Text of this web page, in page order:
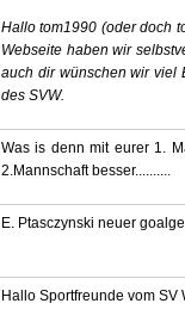
Hallo tom1990 (oder doch
Webseite haben wir
auch dir wünschen wir viel
des SVW.
Was is denn mit eurer 1.
2.Mannschaft besser..........
E. Ptasczynski neuer
Hallo Sportfreunde vom SV